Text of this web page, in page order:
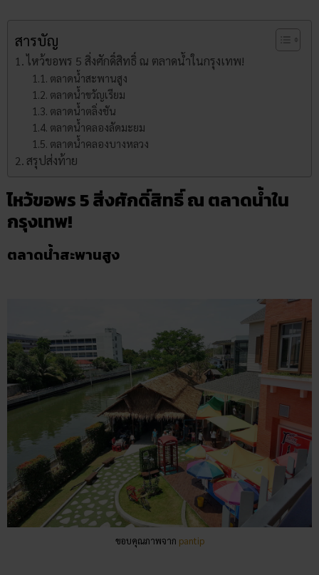
สารบัญ
ไหว้ขอพร 5 สิ่งศักดิ์สิทธิ์ ณ ตลาดน้ำในกรุงเทพ!
ตลาดน้ำสะพานสูง
ตลาดน้ำขวัญเรียม
ตลาดน้ำตลิ่งชัน
ตลาดน้ำคลองลัดมะยม
ตลาดน้ำคลองบางหลวง
สรุปส่งท้าย
ไหว้ขอพร 5 สิ่งศักดิ์สิทธิ์ ณ ตลาดน้ำใน
กรุงเทพ!
ตลาดน้ำสะพานสูง
ขอบคุณภาพจาก pantip